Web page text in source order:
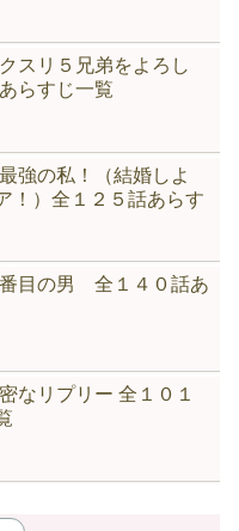
スリ５兄弟をよろし
らすじ一覧
強の私！（結婚しよ
！）全１２５話あらす
目の男 全１４０話あ
なリプリー 全１０１